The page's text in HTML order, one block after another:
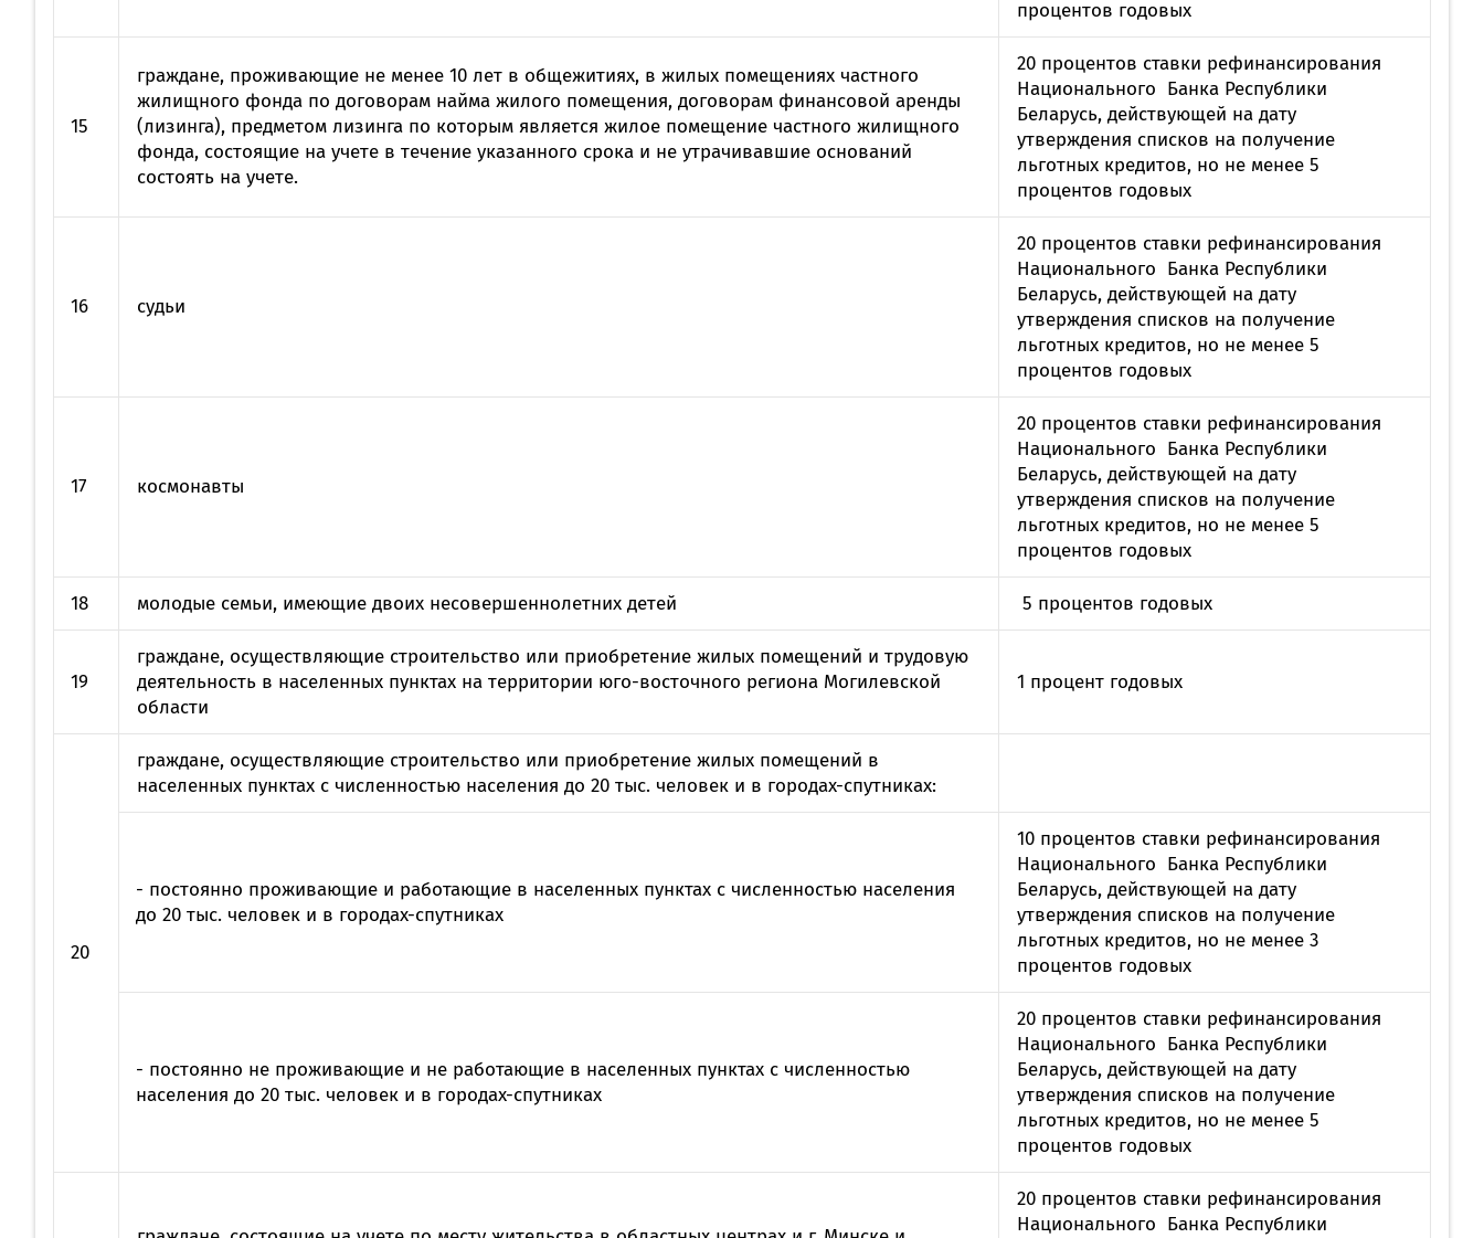
процентов годовых
15
граждане, проживающие не менее 10 лет в общежитиях, в жилых помещениях частного
жилищного фонда по договорам найма жилого помещения, договорам финансовой аренды
(лизинга), предметом лизинга по которым является жилое помещение частного жилищного
фонда, состоящие на учете в течение указанного срока и не утрачивавшие оснований
состоять на учете.
20 процентов ставки рефинансирования
Национального Банка Республики
Беларусь, действующей на дату
утверждения списков на получение
льготных кредитов, но не менее 5
процентов годовых
16 судьи
20 процентов ставки рефинансирования
Национального Банка Республики
Беларусь, действующей на дату
утверждения списков на получение
льготных кредитов, но не менее 5
процентов годовых
17 космонавты
20 процентов ставки рефинансирования
Национального Банка Республики
Беларусь, действующей на дату
утверждения списков на получение
льготных кредитов, но не менее 5
процентов годовых
18 молодые семьи, имеющие двоих несовершеннолетних детей 5 процентов годовых
19
граждане, осуществляющие строительство или приобретение жилых помещений и трудовую
деятельность в населенных пунктах на территории юго-восточного региона Могилевской
области
1 процент годовых
20
граждане, осуществляющие строительство или приобретение жилых помещений в
населенных пунктах с численностью населения до 20 тыс. человек и в городах-спутниках:
- постоянно проживающие и работающие в населенных пунктах с численностью населения
до 20 тыс. человек и в городах-спутниках
10 процентов ставки рефинансирования
Национального Банка Республики
Беларусь, действующей на дату
утверждения списков на получение
льготных кредитов, но не менее 3
процентов годовых
- постоянно не проживающие и не работающие в населенных пунктах с численностью
населения до 20 тыс. человек и в городах-спутниках
20 процентов ставки рефинансирования
Национального Банка Республики
Беларусь, действующей на дату
утверждения списков на получение
льготных кредитов, но не менее 5
процентов годовых
20 процентов ставки рефинансирования
Национального Банка Республики